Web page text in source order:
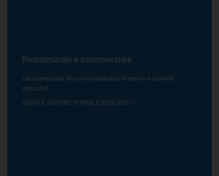
Residenziale e commerciale
Sei interessato alla compravendita di terreni e aziende
agricole?
VISITA IL NOSTRO PORTALE DEDICATO >